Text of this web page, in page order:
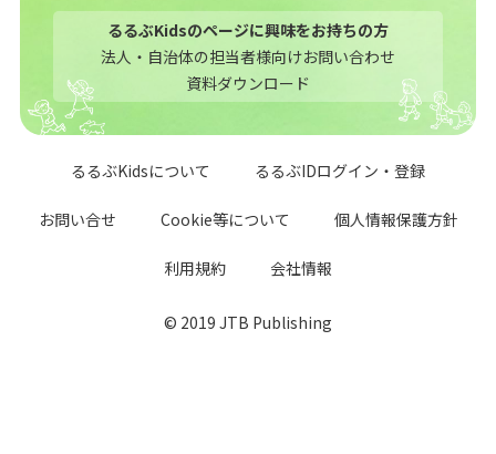
るるぶKidsのページに興味をお持ちの方
法人・自治体の担当者様向けお問い合わせ
資料ダウンロード
るるぶKidsについて るるぶIDログイン・登録
お問い合せ Cookie等について 個人情報保護方針
利用規約 会社情報
© 2019 JTB Publishing